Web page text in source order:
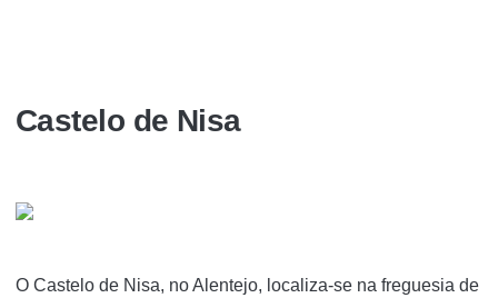
Castelo de Nisa
O Castelo de Nisa, no Alentejo, localiza-se na freguesia de